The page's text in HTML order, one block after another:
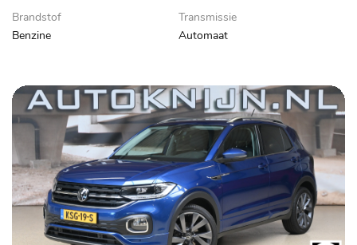
Brandstof
Benzine
Transmissie
Automaat